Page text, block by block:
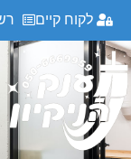
לקוח קיים